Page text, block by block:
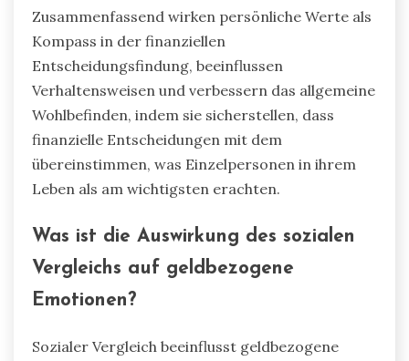
Zusammenfassend wirken persönliche Werte als
Kompass in der finanziellen
Entscheidungsfindung, beeinflussen
Verhaltensweisen und verbessern das allgemeine
Wohlbefinden, indem sie sicherstellen, dass
finanzielle Entscheidungen mit dem
übereinstimmen, was Einzelpersonen in ihrem
Leben als am wichtigsten erachten.
Was ist die Auswirkung des sozialen
Vergleichs auf geldbezogene
Emotionen?
Sozialer Vergleich beeinflusst geldbezogene